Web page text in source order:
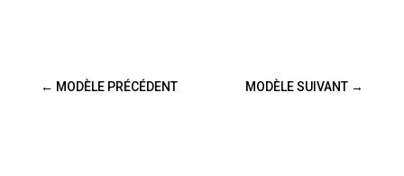
← MODÈLE PRÉCÉDENT MODÈLE SUIVANT →